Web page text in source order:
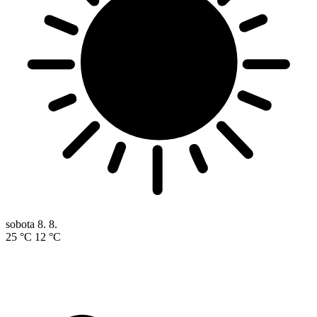
sobota 8. 8.
25 °C 12 °C